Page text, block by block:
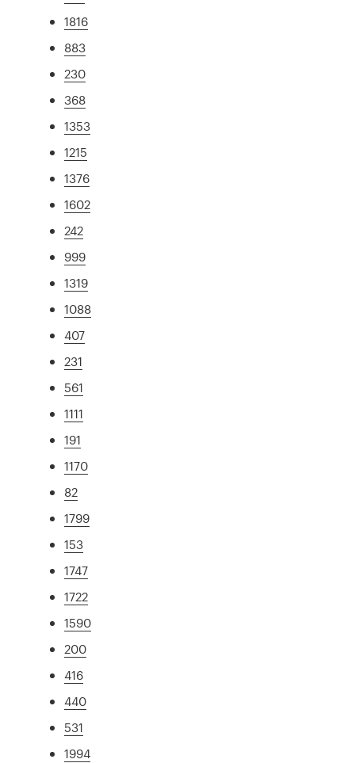
1816
883
230
368
1353
1215
1376
1602
242
999
1319
1088
407
231
561
1111
191
1170
82
1799
153
1747
1722
1590
200
416
440
531
1994